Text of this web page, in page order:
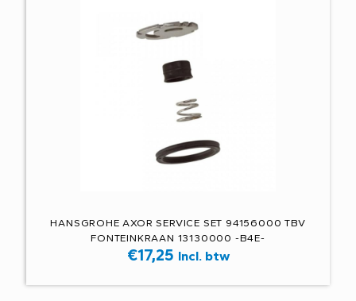
HANSGROHE AXOR SERVICE SET 94156000 TBV
FONTEINKRAAN 13130000 -B4E-
€17,25 Incl. btw